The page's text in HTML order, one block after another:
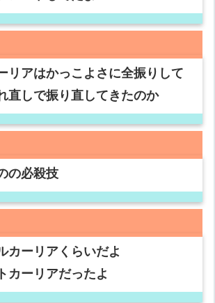
リアはかっこよさに全振りして
直しで振り直してきたのか
の必殺技
カーリアくらいだよ
カーリアだったよ